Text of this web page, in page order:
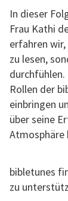
In dieser
Frau Kathi
erfahren
zu lesen,
durchfühlen.
Rollen der
einbringen
über seine
Atmosphäre
bibletunes
zu